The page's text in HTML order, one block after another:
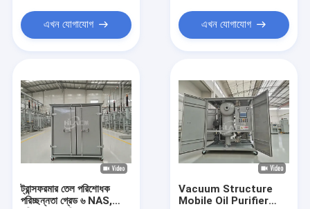
এখন যোগাযোগ এখন যোগাযোগ
ট্রান্সফরমার তেল পরিশোধক
পরিচ্ছন্নতা গ্রেড ৬ NAS,
Vacuum Structure
Mobile Oil Purifier